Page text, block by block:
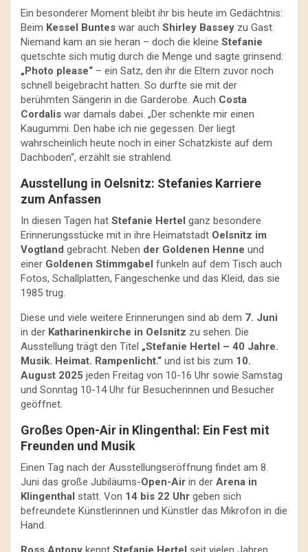
Ein besonderer Moment bleibt ihr bis heute im Gedächtnis:
Beim Kessel Buntes war auch Shirley Bassey zu Gast.
Niemand kam an sie heran – doch die kleine Stefanie
quetschte sich mutig durch die Menge und sagte grinsend:
„Photo please“ – ein Satz, den ihr die Eltern zuvor noch
schnell beigebracht hatten. So durfte sie mit der
berühmten Sängerin in die Garderobe. Auch Costa
Cordalis war damals dabei. „Der schenkte mir einen
Kaugummi. Den habe ich nie gegessen. Der liegt
wahrscheinlich heute noch in einer Schatzkiste auf dem
Dachboden“, erzählt sie strahlend.
Ausstellung in Oelsnitz: Stefanies Karriere
zum Anfassen
In diesen Tagen hat Stefanie Hertel ganz besondere
Erinnerungsstücke mit in ihre Heimatstadt Oelsnitz im
Vogtland gebracht. Neben der Goldenen Henne und
einer Goldenen Stimmgabel funkeln auf dem Tisch auch
Fotos, Schallplatten, Fangeschenke und das Kleid, das sie
1985 trug.
Diese und viele weitere Erinnerungen sind ab dem 7. Juni
in der Katharinenkirche in Oelsnitz zu sehen. Die
Ausstellung trägt den Titel „Stefanie Hertel – 40 Jahre.
Musik. Heimat. Rampenlicht.“ und ist bis zum 10.
August 2025 jeden Freitag von 10-16 Uhr sowie Samstag
und Sonntag 10-14 Uhr für Besucherinnen und Besucher
geöffnet.
Großes Open-Air in Klingenthal: Ein Fest mit
Freunden und Musik
Einen Tag nach der Ausstellungseröffnung findet am 8.
Juni das große Jubiläums-Open-Air in der Arena in
Klingenthal statt. Von 14 bis 22 Uhr geben sich
befreundete Künstlerinnen und Künstler das Mikrofon in die
Hand.